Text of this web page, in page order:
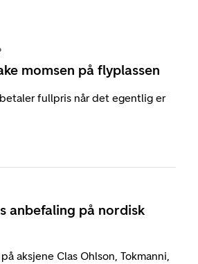
momsen på flyplassen
fullpris når det egentlig er
anbefaling på nordisk
aksjene Clas Ohlson, Tokmanni,